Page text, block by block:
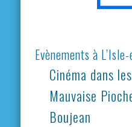
Evènements à
Cinéma dans
Mauvaise
Boujean